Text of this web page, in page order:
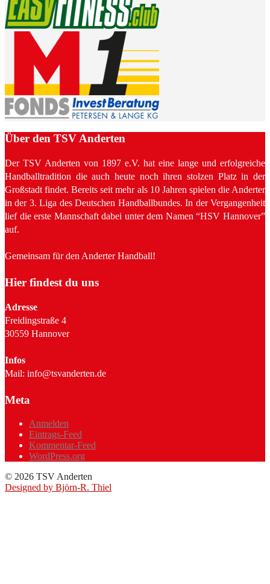
Über den TSV Anderten
Der TSV Anderten von 1897 e.V. hat eine lange und erfolgreiche
Handballtradition die auch heute noch ihren stolzen Platz in der
Großstadt findet. Bereits seit mehr als 10 Jahren spielen die Anderter
in der 3. Liga des Deutschen Handballbundes. In der Vergangenheit
lief die erste Mannschaft dabei unter dem Namen “HSV Hannover”
auf.
Gemeinsam für den Anderter Handball!
Hier findest du uns
Adresse
Freidingstraße 4
30559 Hannover
Infos
Mail: info@tsvanderten.de
Meta
Anmelden
Eintrags-Feed
Kommentar-Feed
WordPress.org
© 2026 TSV Anderten
Designed by Björn-R. Thiel